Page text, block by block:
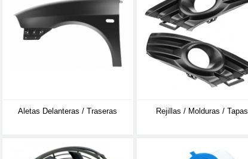
Aletas Delanteras / Traseras Rejillas / Molduras / Tapas